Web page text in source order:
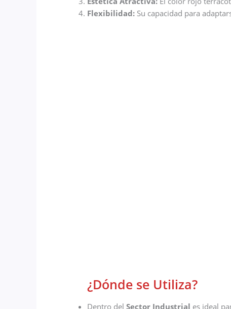
Flexibilidad: Su capacidad para
¿Dónde se Utiliza?
Dentro delSector Industrial es ideal